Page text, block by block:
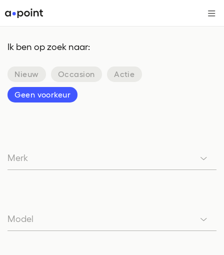
Ik ben op zoek naar:
Nieuw Occasion Actie
Geen voorkeur
Merk
Merk
Model
Model